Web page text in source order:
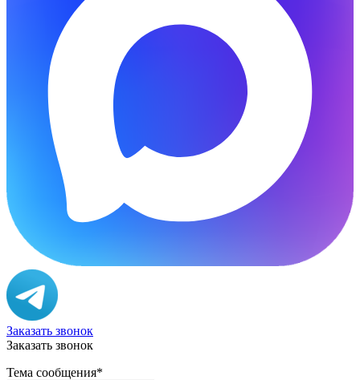
Заказать звонок
Заказать звонок
Тема сообщения*